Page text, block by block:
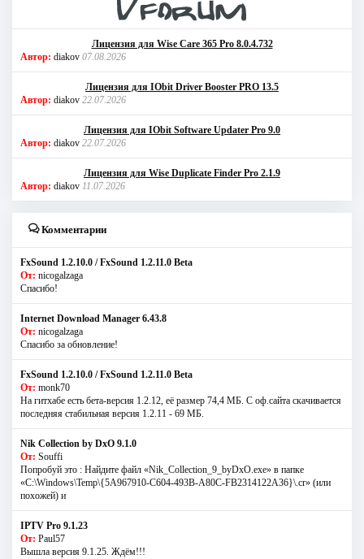
Лицензия для Wise Care 365 Pro 8.0.4.732
Автор: diakov 07.08.2026
Лицензия для IObit Driver Booster PRO 13.5
Автор: diakov 22.07.2026
Лицензия для IObit Software Updater Pro 9.0
Автор: diakov 22.07.2026
Лицензия для Wise Duplicate Finder Pro 2.1.9
Автор: diakov 11.07.2026
Комментарии
FxSound 1.2.10.0 / FxSound 1.2.11.0 Beta
От: nicogalzaga
Спасибо!
Internet Download Manager 6.43.8
От: nicogalzaga
Спасибо за обновление!
FxSound 1.2.10.0 / FxSound 1.2.11.0 Beta
От: monk70
На гитхабе есть бета-версия 1.2.12, её размер 74,4 МБ. С оф.сайта скачивается
последняя стабильная версия 1.2.11 - 69 МБ.
Nik Collection by DxO 9.1.0
От: Souffi
Попробуй это : Найдите файл «Nik_Collection_9_byDxO.exe» в папке
«C:\Windows\Temp\{5A967910-C604-493B-A80C-FB2314122A36}\.cr» (или
похожей) и
IPTV Pro 9.1.23
От: Paul57
Вышла версия 9.1.25. Ждём!!!